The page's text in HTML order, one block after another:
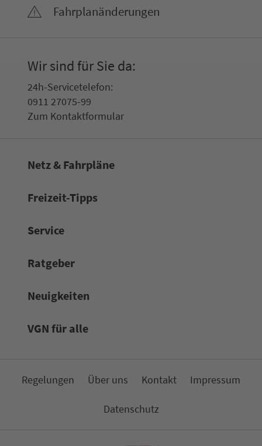
Fahr­plan­ände­rungen
Wir sind für Sie da:
24h-Ser­vice­te­le­fon:
0911 27075-99
Zum Kon­taktformular
Netz & Fahrpläne
Frei­zeit-Tipps
Service
Rat­ge­ber
Neuigkeiten
VGN für alle
Re­ge­lungen Über uns Kon­takt Impressum
Da­ten­schutz